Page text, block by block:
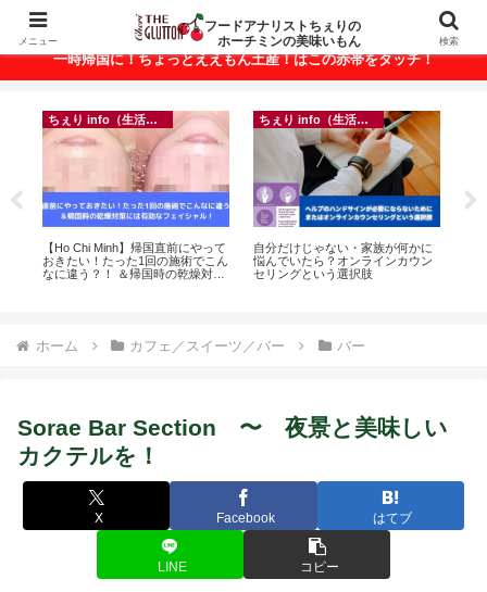
ベトナム・ホーチミンの美味いもんが満載！
一時帰国に！ちょっとええもん土産！はこの赤帯をタッチ！
ちぇり info（生活情報）
【Ho Chi Minh】帰国直前にやって
おきたい！たった1回の施術でこん
なに違う？！ ＆帰国時の乾燥対策
ちぇり info（生活情報）
自分だけじゃない・家族が何かに
悩んでいたら？オンラインカウン
セリングという選択肢
ホーム カフェ／スイーツ／バー バー
Sorae Bar Section 〜 夜景と美味しい
カクテルを！
X Facebook はてブ
LINE コピー
メニュー
フードアナリストちぇりの
ホーチミンの美味いもん
検索